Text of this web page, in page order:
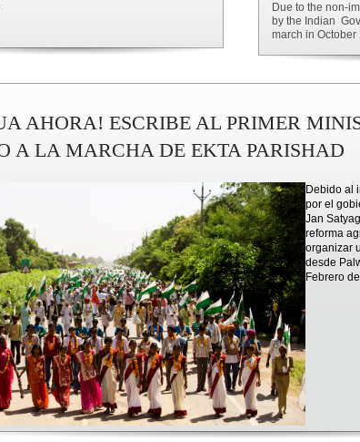
Due to the non-
by the Indian
march in
AHORA! ESCRIBE AL PRIMER
A LA MARCHA DE EKTA PARISHAD
Debido al
por el
Jan
reforma
organizar
desde
Febrero